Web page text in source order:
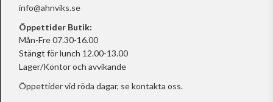
info@ahnviks.se
Öppettider Butik:
Mån-Fre 07.30-16.00
Stängt för lunch 12.00-13.00
Lager/Kontor och avvikande
Öppettider vid röda dagar, sekontakta oss.